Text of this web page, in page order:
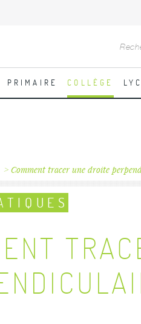
PRIMAIRE COLLÈGE
Comment tracer une droite